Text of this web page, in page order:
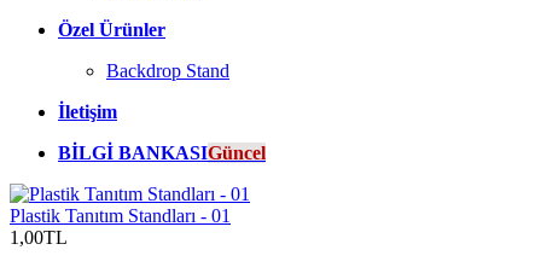
Özel Ürünler
Backdrop Stand
İletişim
BİLGİ BANKASIGüncel
Plastik Tanıtım Standları - 01
1,00TL